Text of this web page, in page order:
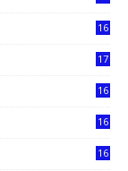
16
17
16
16
16